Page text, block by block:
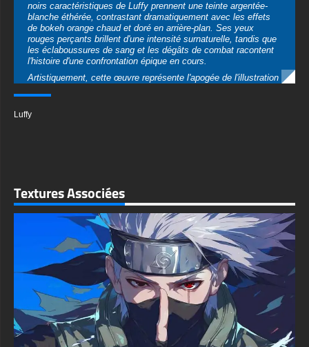
Artistiquement, cette œuvre représente l'apogée de l'illustration
numérique moderne inspirée par l'anime. Le style de rendu 3D
hyper-réaliste apporte une profondeur et des détails sans
précédent au personnage bien-aimé, avec une attention
méticuleuse portée aux textures de la peau, aux mèches de
cheveux et aux légères cicatrices sous son œil. L'éclairage
dramatique crée des ombres cinématiques qui rehaussent la
exceptionnelle. Rendu en résolution 4K nette, chaque détail
Ce papier peint polyvalent s'adapte magnifiquement à toute
configuration d'appareil. Sur les moniteurs de bureau et les
d'une énergie dynamique parfaite pour les configurations de jeu
ou les postes de travail créatifs. Les utilisateurs mobiles
apprécieront comment le sujet centré conserve son impact
même lorsqu'il est recadré, ce qui le rend idéal pour les écrans
de verrouillage et les écrans d'accueil des smartphones.
What makes this Gear 5 Luffy artwork an outstanding wallpaper
choice is its perfect balance of intensity and artistry. The fierce
grin captures Luffy's unbreakable spirit and joy of battle, while
the premium rendering quality ensures your device looks
professionally styled. This is more than decoration—it's a
statement piece for true One Piece fans.
Luffy